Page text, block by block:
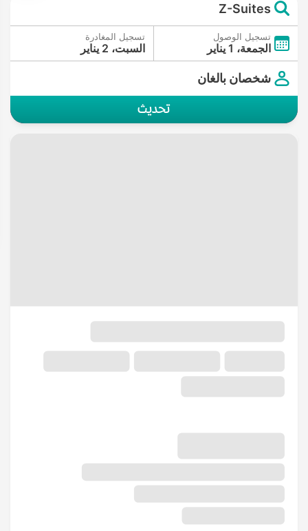
Z-Suites
تسجيل الوصول
الجمعة، 1 يناير
تسجيل المغادرة
السبت، 2 يناير
شخصان بالغان
تحديث